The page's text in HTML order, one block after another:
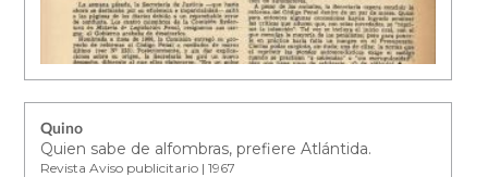
Quino
Quien sabe de alfombras, prefiere Atlántida.
Revista Aviso publicitario | 1967